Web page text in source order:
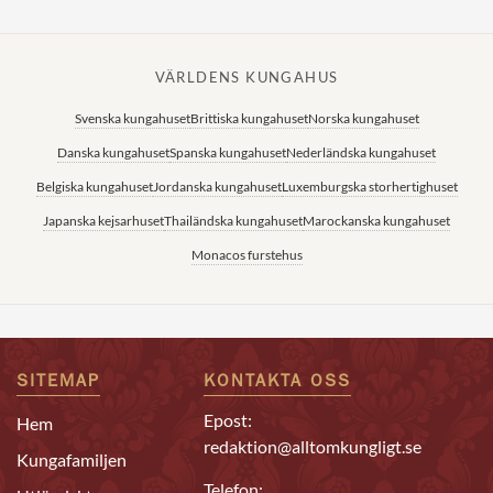
VÄRLDENS KUNGAHUS
Svenska kungahusetBrittiska kungahusetNorska kungahuset
Danska kungahusetSpanska kungahusetNederländska kungahuset
Belgiska kungahusetJordanska kungahusetLuxemburgska storhertighuset
Japanska kejsarhusetThailändska kungahusetMarockanska kungahuset
Monacos furstehus
SITEMAP
Hem
Kungafamiljen
KONTAKTA OSS
Epost:
redaktion@alltomkungligt.se